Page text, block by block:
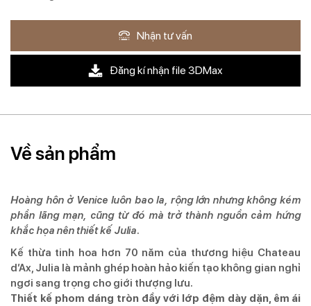
Nhận tư vấn
Đăng kí nhận file 3DMax
Về sản phẩm
Hoàng hôn ở Venice luôn bao la, rộng lớn nhưng không kém
phần lãng mạn, cũng từ đó mà trở thành nguồn cảm hứng
khắc họa nên thiết kế Julia.
Kế thừa tinh hoa hơn 70 năm của thương hiệu Chateau
d’Ax, Julia là mảnh ghép hoàn hảo kiến tạo không gian nghỉ
ngơi sang trọng cho giới thượng lưu.
Thiết kế phom dáng tròn đầy với lớp đệm dày dặn, êm ái